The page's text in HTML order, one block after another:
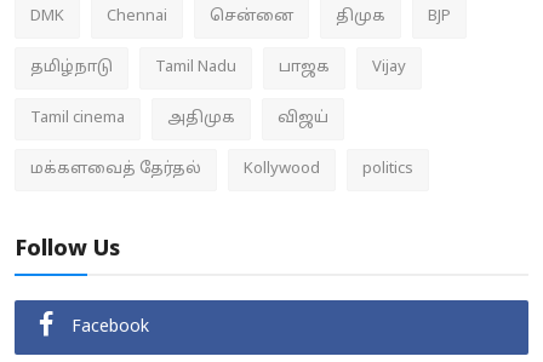
DMK Chennai சென்னை திமுக BJP
தமிழ்நாடு Tamil Nadu பாஜக Vijay
Tamil cinema அதிமுக விஜய்
மக்களவைத் தேர்தல் Kollywood politics
Follow Us
Facebook